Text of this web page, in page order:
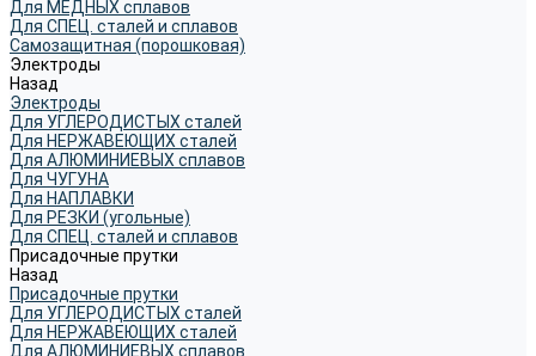
Для МЕДНЫХ сплавов
Для СПЕЦ. сталей и сплавов
Самозащитная (порошковая)
Электроды
Назад
Электроды
Для УГЛЕРОДИСТЫХ сталей
Для НЕРЖАВЕЮЩИХ сталей
Для АЛЮМИНИЕВЫХ сплавов
Для ЧУГУНА
Для НАПЛАВКИ
Для РЕЗКИ (угольные)
Для СПЕЦ. сталей и сплавов
Присадочные прутки
Назад
Присадочные прутки
Для УГЛЕРОДИСТЫХ сталей
Для НЕРЖАВЕЮЩИХ сталей
Для АЛЮМИНИЕВЫХ сплавов